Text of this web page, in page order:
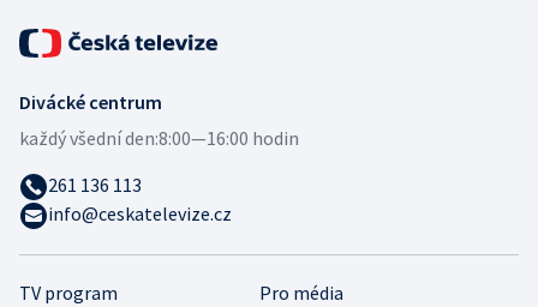
TV program Pro média
Divácké centrum
každý všední den:8:00—16:00 hodin
261 136 113
info@ceskatelevize.cz